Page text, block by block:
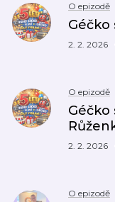
O epizodě
Géčko
2. 2. 2026
O epizodě
Géčko
2. 2. 2026
O epizodě